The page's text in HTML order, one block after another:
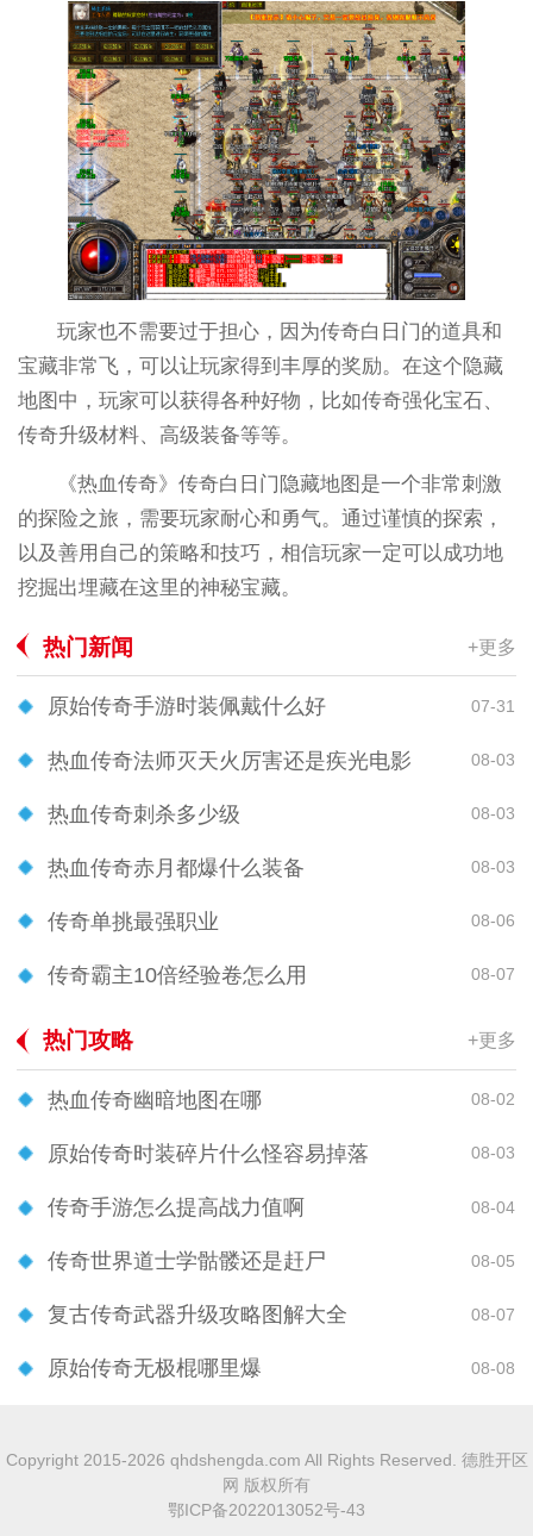
玩家也不需要过于担心，因为传奇白日门的道具和
宝藏非常飞，可以让玩家得到丰厚的奖励。在这个隐藏
地图中，玩家可以获得各种好物，比如传奇强化宝石、
传奇升级材料、高级装备等等。
《热血传奇》传奇白日门隐藏地图是一个非常刺激
的探险之旅，需要玩家耐心和勇气。通过谨慎的探索，
以及善用自己的策略和技巧，相信玩家一定可以成功地
挖掘出埋藏在这里的神秘宝藏。
热门新闻 +更多
原始传奇手游时装佩戴什么好 07-31
热血传奇法师灭天火厉害还是疾光电影 08-03
热血传奇刺杀多少级 08-03
热血传奇赤月都爆什么装备 08-03
传奇单挑最强职业 08-06
传奇霸主10倍经验卷怎么用 08-07
热门攻略 +更多
热血传奇幽暗地图在哪 08-02
原始传奇时装碎片什么怪容易掉落 08-03
传奇手游怎么提高战力值啊 08-04
传奇世界道士学骷髅还是赶尸 08-05
复古传奇武器升级攻略图解大全 08-07
原始传奇无极棍哪里爆 08-08
Copyright 2015-2026 qhdshengda.com All Rights Reserved. 德胜开区
网 版权所有
鄂ICP备2022013052号-43